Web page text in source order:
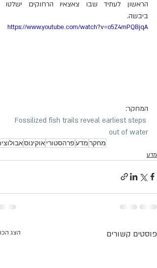
ביבשה.
https://www.youtube.com/watch?v=o5Z4mPQBjqA
המחקר:
Fossilized fish trails reveal earliest steps
out of water
מחקרמדעפרהסטוריאוקינוס
מדע
פוסטים קשורים הצג